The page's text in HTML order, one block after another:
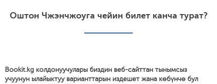
Оштон Чжэнчжоуга чейин билет канча турат?
Bookit.kg колдонуучулары биздин веб-сайттан тынымсыз
учуунун ылайыктуу варианттарын издешет жана көбүнчө бул